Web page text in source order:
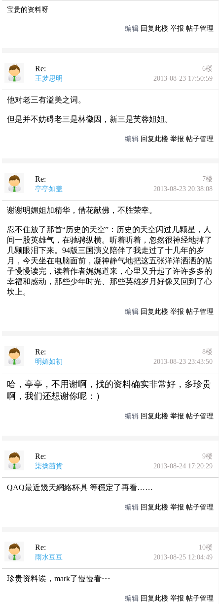
宝贵的资料呀
编辑 回复此楼 举报 帖子管理
Re:
6楼
王梦思明
2013-08-23 17:50:59
他对老三有溢美之词。
但是并不妨碍老三是林徽因，新三是芙蓉姐姐。
编辑 回复此楼 举报 帖子管理
Re:
7楼
亭亭如盖
2013-08-23 20:38:08
谢谢明媚姐加精华，借花献佛，不胜荣幸。
忍不住放了那首“历史的天空”：历史的天空闪过几颗星，人
间一股英雄气，在驰骋纵横。听着听着，忽然很神经地掉了
几颗眼泪下来。94版三国演义陪伴了我走过了十几年的岁
月，今天坐在电脑面前，凝神静气地把这五张洋洋洒洒的帖
子慢慢读完，读着作者娓娓道来，心里又升起了许许多多的
幸福和感动，那些少年时光、那些英雄岁月好像又回到了心
坎上。
编辑 回复此楼 举报 帖子管理
Re:
8楼
明媚如初
2013-08-23 23:43:50
哈，亭亭，不用谢啊，找的资料确实非常好，多珍贵
啊，我们还想谢你呢：）
编辑 回复此楼 举报 帖子管理
Re:
9楼
柒擒莔貨
2013-08-24 17:20:29
QAQ最近幾天網絡杯具 等穩定了再看……
编辑 回复此楼 举报 帖子管理
Re:
10楼
雨水豆豆
2013-08-25 12:04:49
珍贵资料诶，mark了慢慢看~~
编辑 回复此楼 举报 帖子管理